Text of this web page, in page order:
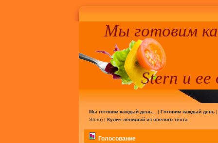
Мы готовим
Stern и ее
Мы готовим каждый день... | Готовим каждый день
Stern) | Кулич ленивый из спелого теста
Голосование